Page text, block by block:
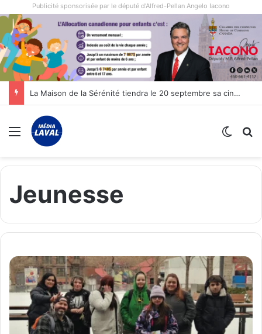
Publicité sponsorisée par le député d'Alfred-Pellan Angelo Iacono
La Maison de la Sérénité tiendra le 20 septembre sa cinquième édition de sa marche annuelle à Laval
Menu
Jeunesse